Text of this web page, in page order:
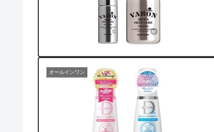
オールインワン